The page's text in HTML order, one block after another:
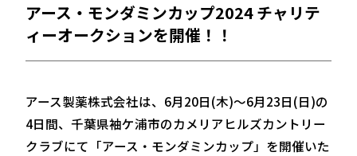
アース・モンダミンカップ2024 チャリテ
ィーオークションを開催！！
アース製薬株式会社は、6月20日(木)～6月23日(日)の
4日間、千葉県袖ケ浦市のカメリアヒルズカントリー
クラブにて「アース・モンダミンカップ」を開催いた